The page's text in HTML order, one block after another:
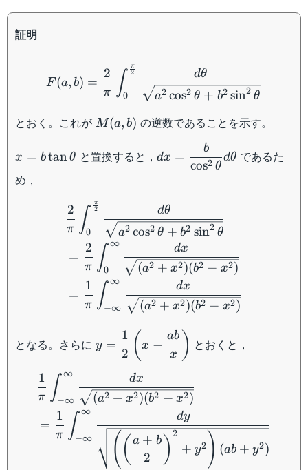
証明
F(a, b) =
π
2 ∫0
2
π
a2 cos2 θ + b2 sin2 θ
dθ
とおく。これが M(a,b)
M(a, b) の逆数であることを示す。
x = b
\tan
\theta
x = btanθ と置換すると， dx =
\dfrac{b}
dx =
cos2 θ
b
dθ であるた
め，
π
2 ∫0
2
π
a2 cos2 θ + b2 sin2 θ
dθ
=
π
2 ∫0
∞
(a2 + x2)(b2 + x2)
dx
=
π
1 ∫−∞
∞
(a2 + x2)(b2 + x2)
dx
となる。さらに
\dfrac{1}
{2} \left(
x-
\dfrac{ab}
y =
2
1 (x −
x
ab ) とおくと，
π
1 ∫−∞
∞
(a2 + x2)(b2 + x2)
dx
=
π
1 ∫−∞
∞
(( 2
a + b ) 2
+ y2 ) (ab + y2)
dy